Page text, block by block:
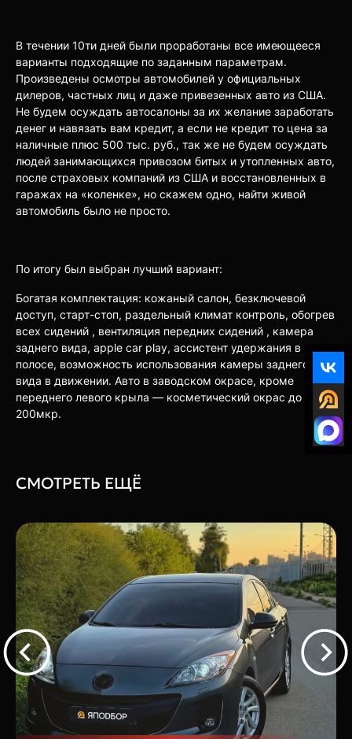
В течении 10ти дней были проработаны все имеющееся
варианты подходящие по заданным параметрам.
Произведены осмотры автомобилей у официальных
дилеров, частных лиц и даже привезенных авто из США.
Не будем осуждать автосалоны за их желание заработать
денег и навязать вам кредит, а если не кредит то цена за
наличные плюс 500 тыс. руб., так же не будем осуждать
людей занимающихся привозом битых и утопленных авто,
после страховых компаний из США и восстановленных в
гаражах на «коленке», но скажем одно, найти живой
автомобиль было не просто.
По итогу был выбран лучший вариант:
Богатая комплектация: кожаный салон, безключевой
доступ, старт-стоп, раздельный климат контроль, обогрев
всех сидений , вентиляция передних сидений , камера
заднего вида, apple car play, ассистент удержания в
полосе, возможность использования камеры заднего
вида в движении. Авто в заводском окрасе, кроме
переднего левого крыла — косметический окрас до
200мкр.
СМОТРЕТЬ ЕЩЁ